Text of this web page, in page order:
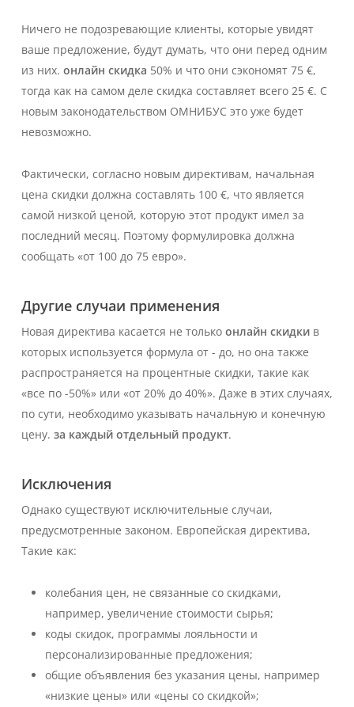
Ничего не подозревающие клиенты, которые увидят
ваше предложение, будут думать, что они перед одним
из них. онлайн скидка 50% и что они сэкономят 75 €,
тогда как на самом деле скидка составляет всего 25 €. С
новым законодательством ОМНИБУС это уже будет
невозможно.
Фактически, согласно новым директивам, начальная
цена скидки должна составлять 100 €, что является
самой низкой ценой, которую этот продукт имел за
последний месяц. Поэтому формулировка должна
сообщать «от 100 до 75 евро».
Другие случаи применения
Новая директива касается не только онлайн скидкив
которых используется формула от - до, но она также
распространяется на процентные скидки, такие как
«все по -50%» или «от 20% до 40%». Даже в этих случаях,
по сути, необходимо указывать начальную и конечную
цену. за каждый отдельный продукт.
Исключения
Однако существуют исключительные случаи,
предусмотренные законом. Европейская директива,
Такие как:
колебания цен, не связанные со скидками,
например, увеличение стоимости сырья;
коды скидок, программы лояльности и
персонализированные предложения;
общие объявления без указания цены, например
«низкие цены» или «цены со скидкой»;